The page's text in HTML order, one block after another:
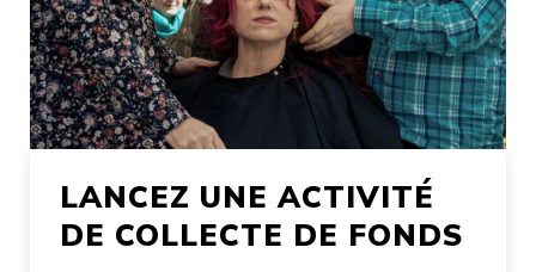
LANCEZ UNE ACTIVITÉ
DE COLLECTE DE FONDS